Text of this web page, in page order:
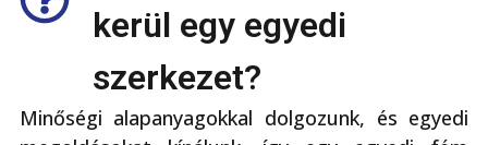
kerül egy egyedi
szerkezet?
Minőségi alapanyagokkal dolgozunk, és egyedi